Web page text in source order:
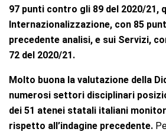
97 punti contro gli 89 del 2020/21,
Internazionalizzazione, con 85
precedente analisi, e sui Servizi,
72 del 2020/21.
Molto buona la valutazione della
numerosi settori disciplinari
dei 51 atenei statali italiani
rispetto all’indagine precedente.